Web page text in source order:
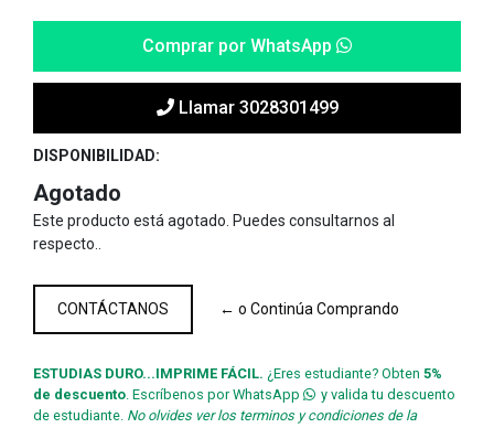
Comprar por WhatsApp
Llamar 3028301499
DISPONIBILIDAD:
Agotado
Este producto está agotado. Puedes consultarnos al
respecto..
CONTÁCTANOS ← o Continúa Comprando
ESTUDIAS DURO...IMPRIME FÁCIL. ¿Eres estudiante? Obten 5%
de descuento. Escríbenos por WhatsApp
y valida tu descuento
de estudiante. No olvides ver los terminos y condiciones de la